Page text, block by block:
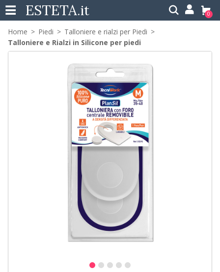
ESTETA.it 0
Home Piedi
Talloniere e rialzi per Piedi
Talloniere e Rialzi in Silicone per piedi